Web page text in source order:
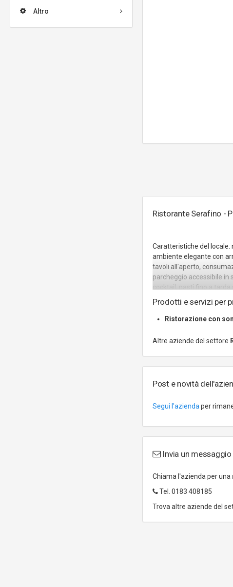
Altro
Ristorante Serafino -
Caratteristiche del locale:
ambiente elegante con
tavoli all'aperto,
parcheggio accessibile in
cocktail, pasti fino a
seggioloni per bambini,
Prodotti e servizi per
Ristorazione con
Altre aziende del settore
Post e novità
Segui l'azienda per
Invia un
Chiama l'azienda per una
Tel. 0183 408185
Trova altre aziende del